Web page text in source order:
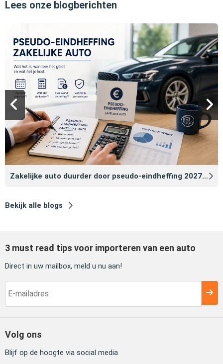
Lees onze blogberichten
Zakelijke auto duurder door pseudo‑eindheffing 2027: zo voorkomt u dat
Bekijk alle blogs
3 must read tips voor importeren van een auto
Direct in uw mailbox, meld u nu aan!
Volg ons
Blijf op de hoogte via social media